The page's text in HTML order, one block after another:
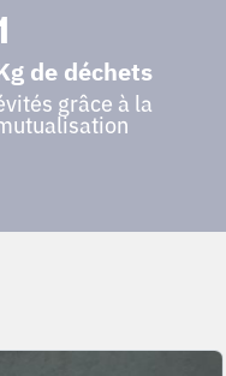
de déchets
grâce à la